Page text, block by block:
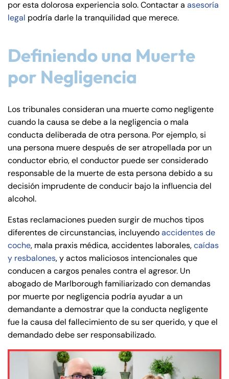
t
por esta dolorosa experiencia solo. Contactar a asesoría
legal podría darle la tranquilidad que merece.
Definiendo una Muerte
por Negligencia
Los tribunales consideran una muerte como negligente
cuando la causa se debe a la negligencia o mala
conducta deliberada de otra persona. Por ejemplo, si
una persona muere después de ser atropellada por un
conductor ebrio, el conductor puede ser considerado
responsable de la muerte de esta persona debido a su
decisión imprudente de conducir bajo la influencia del
alcohol.
Estas reclamaciones pueden surgir de muchos tipos
diferentes de circunstancias, incluyendoaccidentes de
coche, mala praxis médica, accidentes laborales,caídas
y resbalones, y actos maliciosos intencionales que
conducen a cargos penales contra el agresor. Un
abogado de Marlborough familiarizado con demandas
por muerte por negligencia podría ayudar a un
demandante a demostrar que la conducta negligente
fue la causa del fallecimiento de su ser querido, y que el
demandado debe ser responsabilizado.